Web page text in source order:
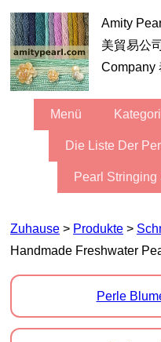
Amity Pearl Trading Co 安
美貿易公
Company
Menü
Die Liste Der
Pearl
Zuhause > Produkte >
Handmade Freshwater
Perle